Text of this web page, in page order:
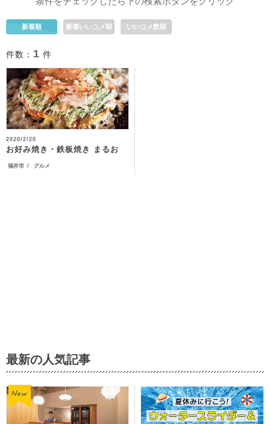
新着順 新着いいコメ順 いいコメ数順
件数： 1 件
2020/2/20
お好み焼き・鉄板焼き まるお
福井市 グルメ
最新の人気記事